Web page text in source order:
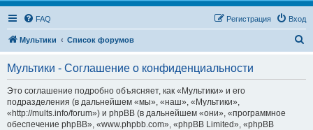
FAQ Вход
Регистрация
Мультики Список форумов
Мультики - Соглашение о конфиденциальности
Это соглашение подробно объясняет, как «Мультики» и его
подразделения (в дальнейшем «мы», «наш», «Мультики»,
«http://mults.info/forum») и phpBB (в дальнейшем «они», «программное
обеспечение phpBB», «www.phpbb.com», «phpBB Limited», «phpBB